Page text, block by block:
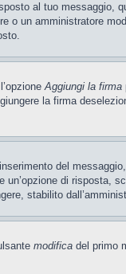
al tuo messaggio,
o un amministratore
Aggiungi la firma
la firma
del
di risposta,
stabilito
modifica del primo